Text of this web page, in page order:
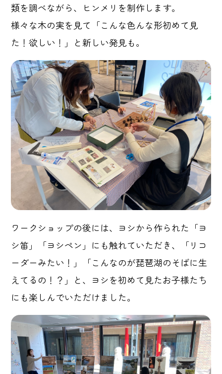
類を調べながら、ヒンメリを制作します。
様々な木の実を見て「こんな色んな形初めて見
た！欲しい！」と新しい発見も。
ワークショップの後には、ヨシから作られた「ヨ
シ笛」「ヨシペン」にも触れていただき、「リコ
ーダーみたい！」「こんなのが琵琶湖のそばに生
えてるの！？」と、ヨシを初めて見たお子様たち
にも楽しんでいただけました。